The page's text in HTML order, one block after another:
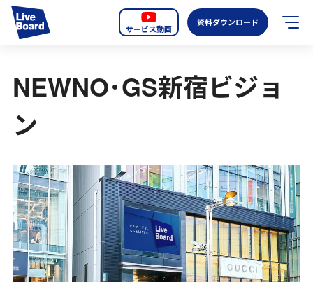
サービス動画
資料ダウンロード
サービス紹介
LIVE BOARDの新しいOOH
選ばれる理由
導入事例
全国のスクリーン
お知らせ
NEWNO･GS新宿ビジョ
ン